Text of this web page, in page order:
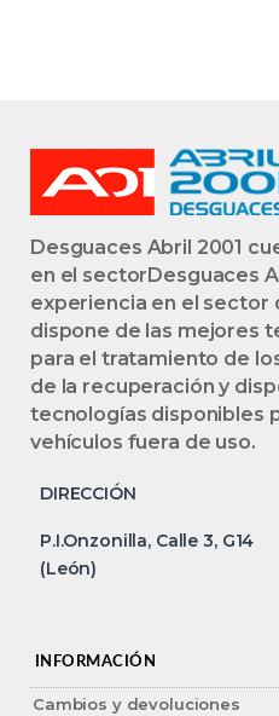
Desguaces Abril 2001
en el sectorDesguaces
experiencia en el sector
dispone de las mejores
para el tratamiento de
de la recuperación y
tecnologías disponibles
vehículos fuera de uso.
DIRECCIÓN
P.I.Onzonilla, Calle 3, G14
(León)
INFORMACIÓN
Cambios y devoluciones